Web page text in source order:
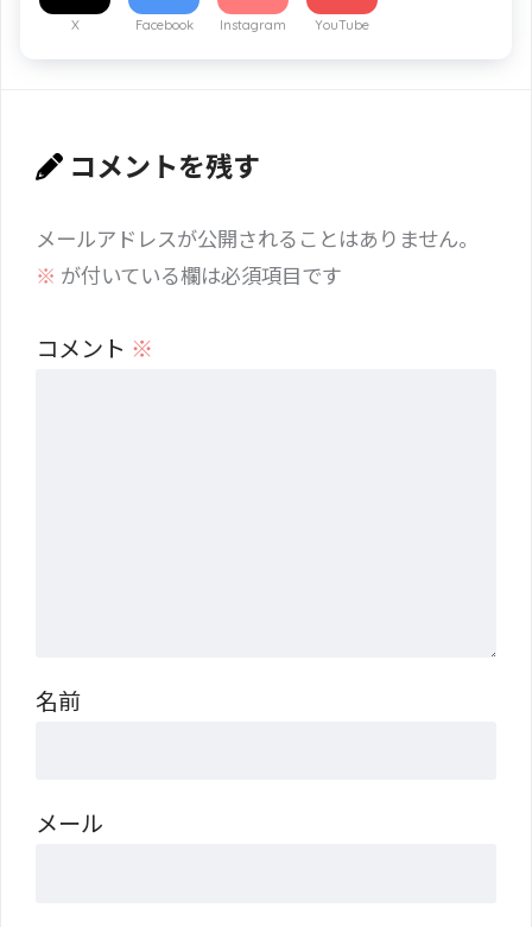
X Facebook Instagram YouTube
コメントを残す
メールアドレスが公開されることはありません。
※ が付いている欄は必須項目です
コメント ※
名前
メール